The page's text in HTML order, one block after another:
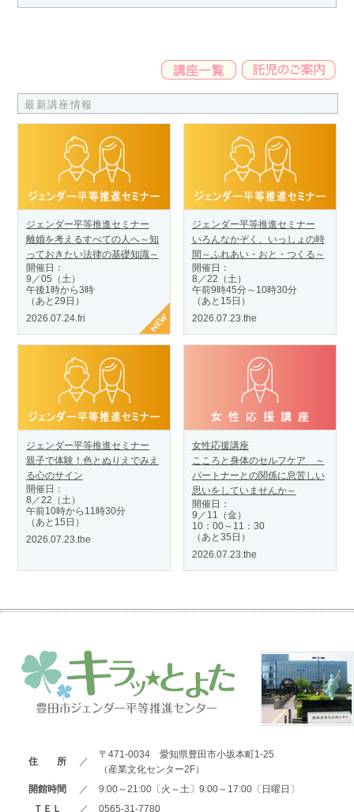
最新講座情報
ジェンダー平等推進セミナー
離婚を考えるすべての人へ～知
っておきたい法律の基礎知識～
開催日：
9／05（土）
午後1時から3時
（あと29日）
2026.07.24.fri
ジェンダー平等推進セミナー
いろんなかぞく、いっしょの時
間～ふれあい・おと・つくる～
開催日：
8／22（土）
午前9時45分～10時30分
（あと15日）
2026.07.23.the
ジェンダー平等推進セミナー
親子で体験！色とぬりえでみえ
る心のサイン
開催日：
8／22（土）
午前10時から11時30分
（あと15日）
2026.07.23.the
女性応援講座
こころと身体のセルフケア ～
パートナーとの関係に息苦しい
思いをしていませんか～
開催日：
9／11（金）
10：00～11：30
（あと35日）
2026.07.23.the
住 所 ／
〒471-0034 愛知県豊田市小坂本町1-25
（産業文化センター2F）
開館時間
／
9:00～21:00〔火～土〕9:00～17:00〔日曜日〕
ＴＥＬ
／ 0565-31-7780